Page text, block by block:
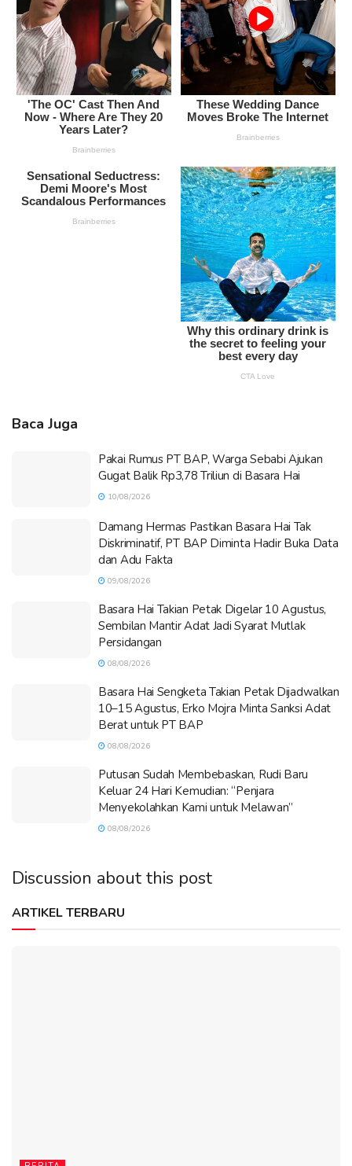
Baca Juga
Pakai Rumus PT BAP, Warga Sebabi Ajukan
Gugat Balik Rp3,78 Triliun di Basara Hai
10/08/2026
Damang Hermas Pastikan Basara Hai Tak
Diskriminatif, PT BAP Diminta Hadir Buka Data
dan Adu Fakta
09/08/2026
Basara Hai Takian Petak Digelar 10 Agustus,
Sembilan Mantir Adat Jadi Syarat Mutlak
Persidangan
08/08/2026
Basara Hai Sengketa Takian Petak Dijadwalkan
10–15 Agustus, Erko Mojra Minta Sanksi Adat
Berat untuk PT BAP
08/08/2026
Putusan Sudah Membebaskan, Rudi Baru
Keluar 24 Hari Kemudian: “Penjara
Menyekolahkan Kami untuk Melawan”
08/08/2026
Discussion about this post
ARTIKEL TERBARU